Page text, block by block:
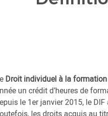
Droit individuel à la formation
un crédit d’heures de
le 1er janvier 2015, le
les droits acquis au